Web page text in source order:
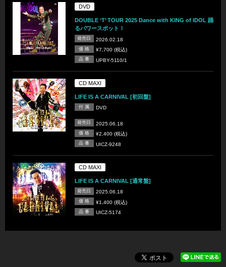
DVD
DOUBLE ‘T’ TOUR 2025 Dance with KING of IDOL 踊
るパワースポット！
発売日 2026.02.18
価 格 ¥7,700 (税込)
品 番 UPBY-5110/1
CD MAXI
LIFE IS A CARNIVAL [初回盤]
付 属 DVD
発売日 2025.06.18
価 格 ¥2,400 (税込)
品 番 UICZ-9248
CD MAXI
LIFE IS A CARNIVAL [通常盤]
発売日 2025.06.18
価 格 ¥1,400 (税込)
品 番 UICZ-5174